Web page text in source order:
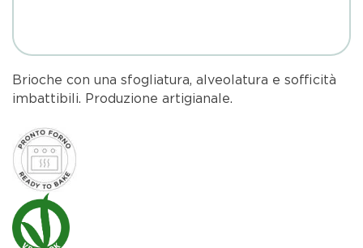
Brioche con una sfogliatura, alveolatura e sofficità
imbattibili. Produzione artigianale.